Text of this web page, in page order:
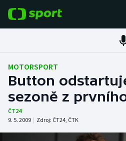
Fotbal
Hokej
Tenis
Atletika
MOTORSPORT
Button
sezoně z
ČT24
9. 5. 2009 | Zdroj: ČT24, ČTK